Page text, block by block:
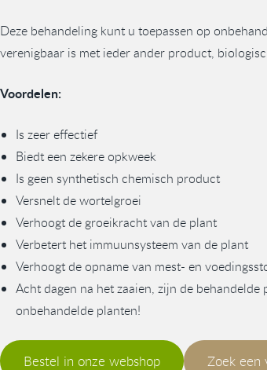
Deze behandeling kunt u toepassen op
verenigbaar is met ieder ander product,
Voordelen:
Is zeer effectief
Biedt een zekere opkweek
Is geen synthetisch chemisch product
Versnelt de wortelgroei
Verhoogt de groeikracht van de plant
Verbetert het immuunsysteem van de plant
Verhoogt de opname van mest- en
Acht dagen na het zaaien, zijn de
onbehandelde planten!
Bestel in onze webshop Zoek een